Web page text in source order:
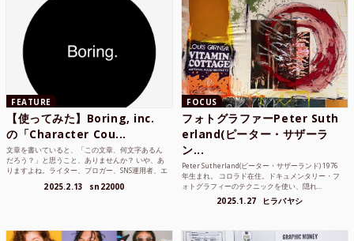
FEATURE
【使ってみた】Boring, inc.
の「Character Cou...
文章を書いていると、「この文章、何文字あるん
だろう？」と思うこと、ありませんか？ いや、あ
りますよね。ライター、ブロガー、SNS運用者、エ
2025.2.13 sn22000
FOCUS
フォトグラファーPeter Suth
erland(ピーター・サザーラ
ン...
Peter Sutherland(ピーター・サザーランド) 1976
年生まれ。 コロラド在住。ドキュメンタリー・フ
ォトグラフィーのテクニックを使い、隠れ...
2025.1.27 ヒラバヤシ